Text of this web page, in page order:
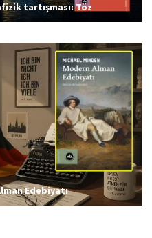
tartışması: Töz
Edebiyatı